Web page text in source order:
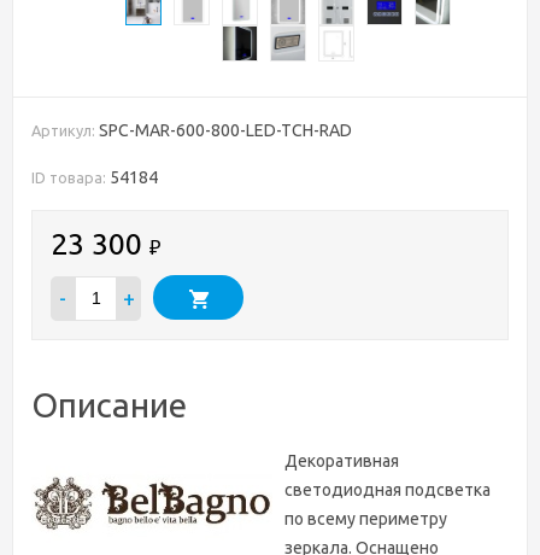
Артикул: SPC-MAR-600-800-LED-TCH-RAD
ID товара: 54184
23 300 ₽
- +
Описание
Декоративная
светодиодная подсветка
по всему периметру
зеркала. Оснащено